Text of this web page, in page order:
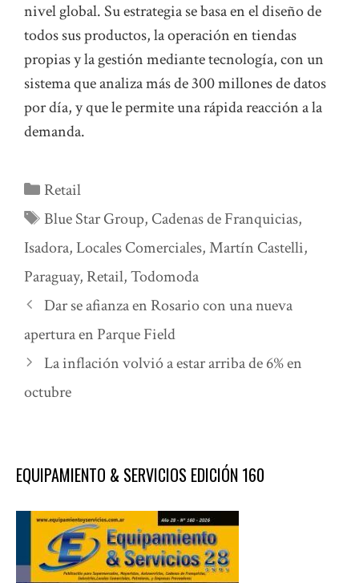
nivel global. Su estrategia se basa en el diseño de
todos sus productos, la operación en tiendas
propias y la gestión mediante tecnología, con un
sistema que analiza más de 300 millones de datos
por día, y que le permite una rápida reacción a la
demanda.
Categorías
Retail
Etiquetas
Blue Star Group, Cadenas de Franquicias,
Isadora,Locales Comerciales,Martín Castelli,
Paraguay, Retail,Todomoda
Dar se afianza en Rosario con una nueva
apertura en Parque Field
La inflación volvió a estar arriba de 6% en
octubre
EQUIPAMIENTO & SERVICIOS EDICIÓN 160